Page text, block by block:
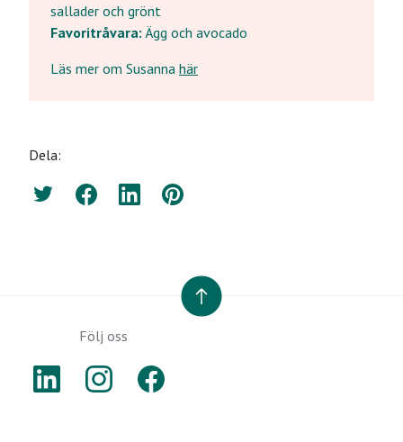
sallader och grönt
Favoritråvara: Ägg och avocado
Läs mer om Susanna här
Dela:
TwitterFacebookLinkedInPinterest
TILL TOPPEN
Följ oss
LINKEDININSTAGRAM